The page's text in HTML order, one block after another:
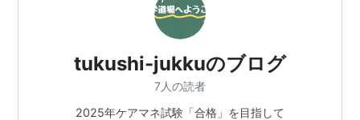
tukushi-jukkuのブログ
7人の読者
2025年ケアマネ試験「合格」を目指して